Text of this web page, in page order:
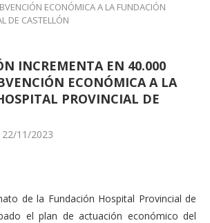
ECONÓMICA A LA FUNDACIÓN
DE CASTELLÓN
INCREMENTA EN 40.000
ECONÓMICA A LA
PROVINCIAL DE
22/11/2023
de la Fundación Hospital Provincial de
el plan de actuación económico del